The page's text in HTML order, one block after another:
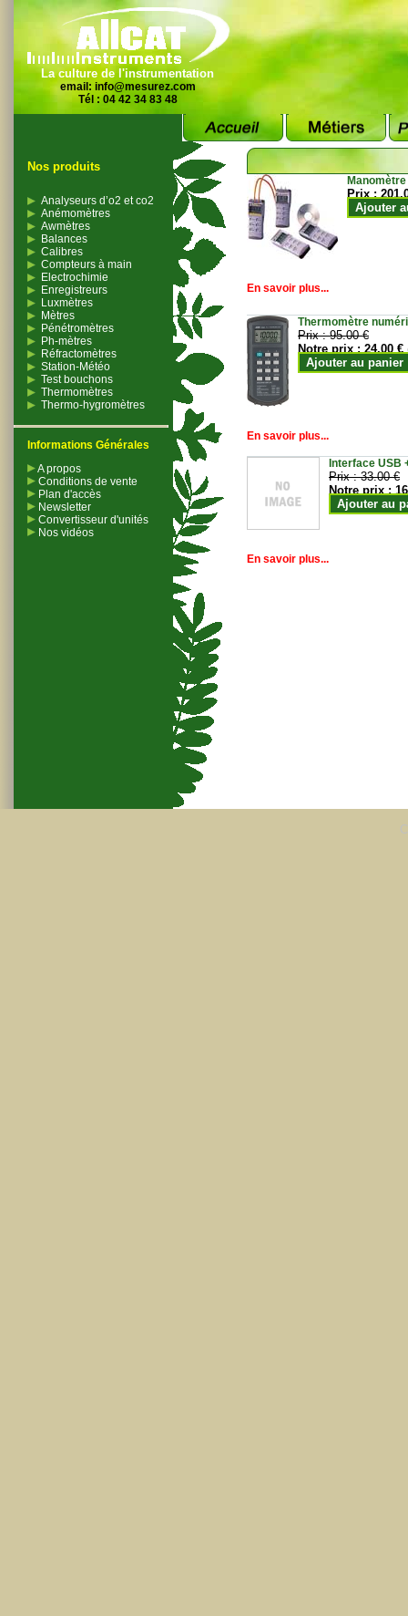
La culture de l'instrumentation
email: info@mesurez.com
Tél : 04 42 34 83 48
Nos produits
Analyseurs d’o2 et co2
Anémomètres
Awmètres
Balances
Calibres
Compteurs à main
Electrochimie
Enregistreurs
Luxmètres
Mètres
Pénétromètres
Ph-mètres
Réfractomètres
Station-Météo
Test bouchons
Thermomètres
Thermo-hygromètres
Informations Générales
A propos
Conditions de vente
Plan d'accès
Newsletter
Convertisseur d'unités
Nos vidéos
Prix :
Ajouter
En savoir plus...
Thermomètre
Prix :95.00 €
Notre prix :24.00 €
Ajouter au panier
En savoir plus...
Interface USB
Prix :33.00 €
Notre prix :
Ajouter au
En savoir plus...